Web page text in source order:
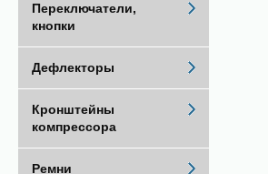
Переключатели,
кнопки
Дефлекторы
Кронштейны
компрессора
Ремни